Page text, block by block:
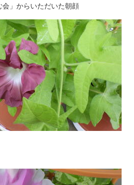
会」からいただいた朝顔